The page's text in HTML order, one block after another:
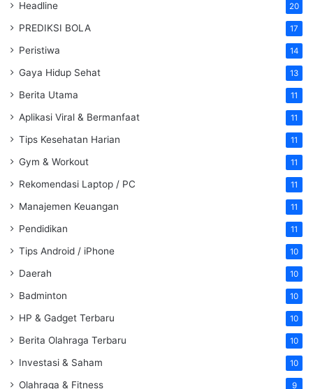
Headline 20
PREDIKSI BOLA 17
Peristiwa 14
Gaya Hidup Sehat 13
Berita Utama 11
Aplikasi Viral & Bermanfaat 11
Tips Kesehatan Harian 11
Gym & Workout 11
Rekomendasi Laptop / PC 11
Manajemen Keuangan 11
Pendidikan 11
Tips Android / iPhone 10
Daerah 10
Badminton 10
HP & Gadget Terbaru 10
Berita Olahraga Terbaru 10
Investasi & Saham 10
Olahraga & Fitness 9